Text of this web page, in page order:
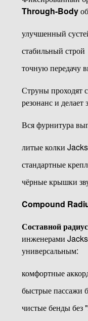
Through-Body
улучшенный
стабильный строй
точную передачу
Струны проходят
резонанс и
Вся фурнитура
литые колки
стандартные
чёрные крышки
Compound
Составной
инженерами
универсальным:
комфортные
быстрые пассажи
чистые бенды без